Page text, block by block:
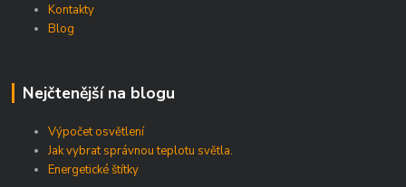
Kontakty
Blog
Nejčtenější na blogu
Výpočet osvětlení
Jak vybrat správnou teplotu světla.
Energetické štítky